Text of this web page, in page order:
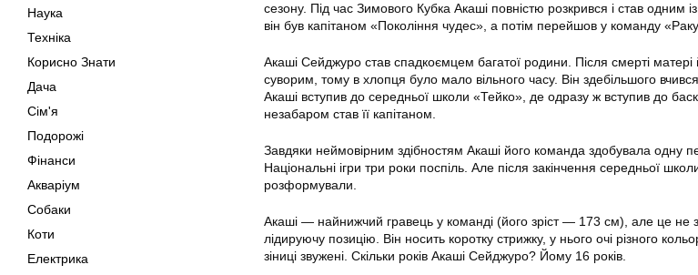
Наука
Техніка
Корисно Знати
Дача
Сім'я
Подорожі
Фінанси
Акваріум
Собаки
Коти
Електрика
сезону. Під час Зимового Кубка Акаші повністю розкрився і став одним
він був капітаном «Покоління чудес», а потім перейшов у команду
Акаші Сейджуро став спадкоємцем багатої родини. Після смерті матері
суворим, тому в хлопця було мало вільного часу. Він здебільшого
Акаші вступив до середньої школи «Тейко», де одразу ж вступив до
незабаром став її капітаном.
Завдяки неймовірним здібностям Акаші його команда здобувала одну
Національні ігри три роки поспіль. Але після закінчення середньої
розформували.
Акаші — найнижчий гравець у команді (його зріст — 173 см), але це не
лідируючу позицію. Він носить коротку стрижку, у нього очі різного
зіниці звужені. Скільки років Акаші Сейджуро? Йому 16 років.